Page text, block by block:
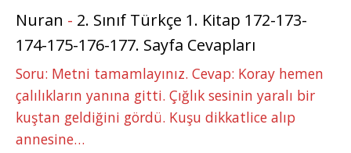
Nuran - 2. Sınıf Türkçe 1. Kitap 172-173-
174-175-176-177. Sayfa Cevapları
Soru: Metni tamamlayınız. Cevap: Koray hemen
çalılıkların yanına gitti. Çığlık sesinin yaralı bir
kuştan geldiğini gördü. Kuşu dikkatlice alıp
annesine…